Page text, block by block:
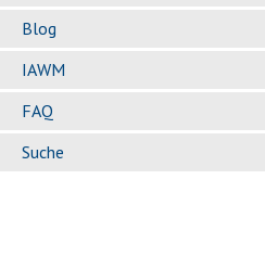
Blog
IAWM
FAQ
Suche